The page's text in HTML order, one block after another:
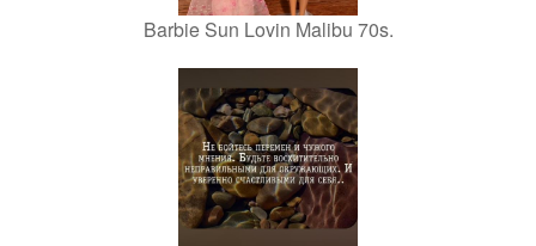
Barbie Sun Lovin Malibu 70s.